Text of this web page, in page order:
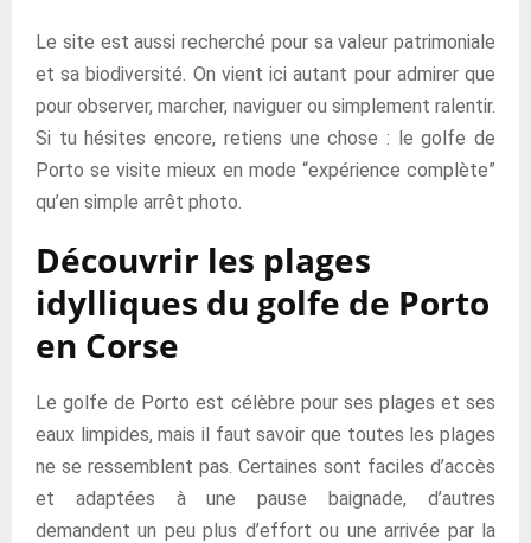
Le site est aussi recherché pour sa valeur patrimoniale
et sa biodiversité. On vient ici autant pour admirer que
pour observer, marcher, naviguer ou simplement ralentir.
Si tu hésites encore, retiens une chose : le golfe de
Porto se visite mieux en mode “expérience complète”
qu’en simple arrêt photo.
Découvrir les plages
idylliques du golfe de Porto
en Corse
Le golfe de Porto est célèbre pour ses plages et ses
eaux limpides, mais il faut savoir que toutes les plages
ne se ressemblent pas. Certaines sont faciles d’accès
et adaptées à une pause baignade, d’autres
demandent un peu plus d’effort ou une arrivée par la